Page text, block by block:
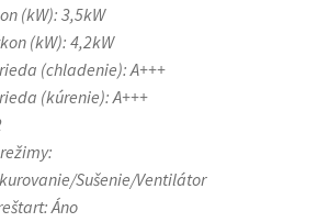
(kW): 3,5kW
(kW): 4,2kW
(chladenie): A+++
(kúrenie): A+++
Sušenie/Ventilátor
Áno